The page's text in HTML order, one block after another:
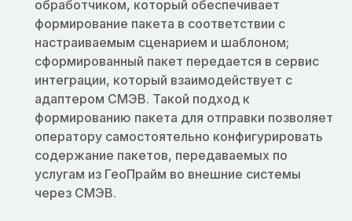
обработчиком, который обеспечивает
формирование пакета в соответствии с
настраиваемым сценарием и шаблоном;
сформированный пакет передается в сервис
интеграции, который взаимодействует с
адаптером СМЭВ. Такой подход к
формированию пакета для отправки позволяет
оператору самостоятельно конфигурировать
содержание пакетов, передаваемых по
услугам из ГеоПрайм во внешние системы
через СМЭВ.